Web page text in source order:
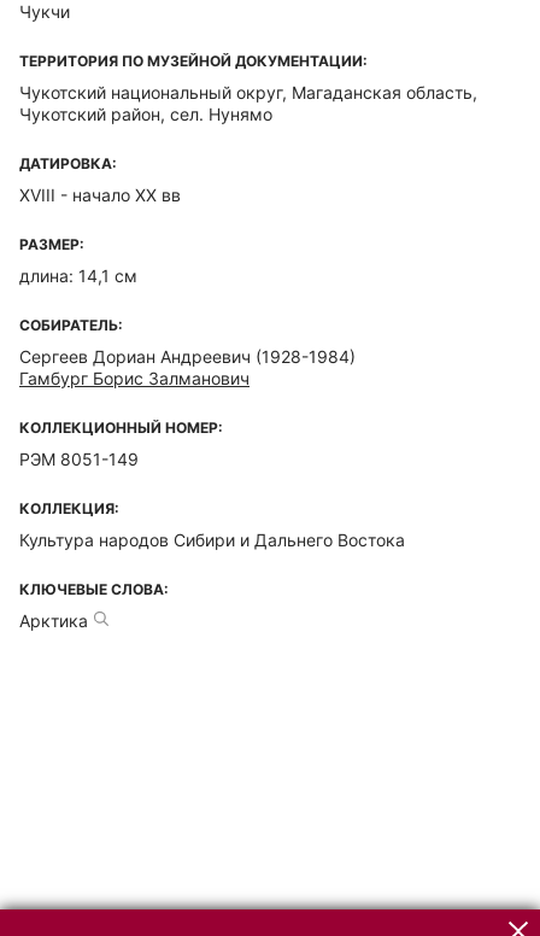
Чукчи
ТЕРРИТОРИЯ ПО МУЗЕЙНОЙ ДОКУМЕНТАЦИИ:
Чукотский национальный округ, Магаданская область,
Чукотский район, сел. Нунямо
ДАТИРОВКА:
XVIII - начало XX вв
РАЗМЕР:
длина: 14,1 см
СОБИРАТЕЛЬ:
Сергеев Дориан Андреевич (1928-1984)
Гамбург Борис Залманович
КОЛЛЕКЦИОННЫЙ НОМЕР:
РЭМ 8051-149
КОЛЛЕКЦИЯ:
Культура народов Сибири и Дальнего Востока
КЛЮЧЕВЫЕ СЛОВА:
Арктика